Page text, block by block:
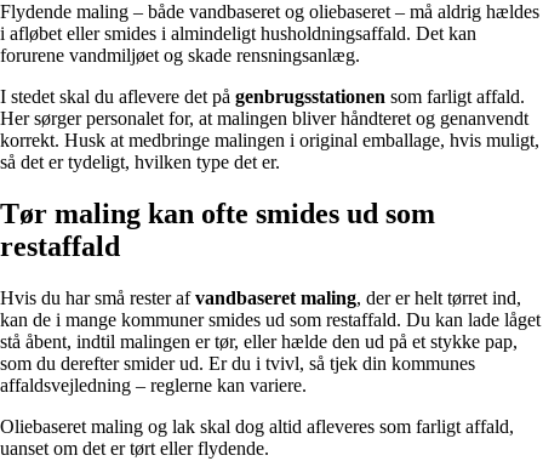
Flydende maling – både vandbaseret og oliebaseret – må aldrig hældes
i afløbet eller smides i almindeligt husholdningsaffald. Det kan
forurene vandmiljøet og skade rensningsanlæg.
I stedet skal du aflevere det på genbrugsstationen som farligt affald.
Her sørger personalet for, at malingen bliver håndteret og genanvendt
korrekt. Husk at medbringe malingen i original emballage, hvis muligt,
så det er tydeligt, hvilken type det er.
Tør maling kan ofte smides ud som
restaffald
Hvis du har små rester afvandbaseret maling, der er helt tørret ind,
kan de i mange kommuner smides ud som restaffald. Du kan lade låget
stå åbent, indtil malingen er tør, eller hælde den ud på et stykke pap,
som du derefter smider ud. Er du i tvivl, så tjek din kommunes
affaldsvejledning – reglerne kan variere.
Oliebaseret maling og lak skal dog altid afleveres som farligt affald,
uanset om det er tørt eller flydende.